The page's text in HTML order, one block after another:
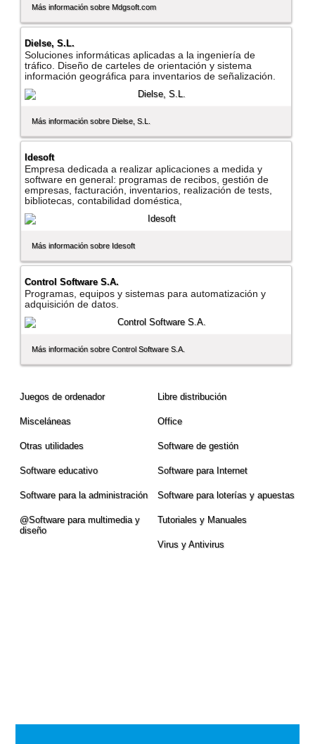
Más información sobre Mdgsoft.com
Dielse, S.L.
Soluciones informáticas aplicadas a la ingenierí­a de
tráfico. Diseño de carteles de orientación y sistema
información geográfica para inventarios de señalización.
Más información sobre Dielse, S.L.
Idesoft
Empresa dedicada a realizar aplicaciones a medida y
software en general: programas de recibos, gestión de
empresas, facturación, inventarios, realización de tests,
bibliotecas, contabilidad doméstica,
Más información sobre Idesoft
Control Software S.A.
Programas, equipos y sistemas para automatización y
adquisición de datos.
Más información sobre Control Software S.A.
Juegos de ordenador Libre distribución
Misceláneas Office
Otras utilidades Software de gestión
Software educativo Software para Internet
Software para la administración Software para loterí­as y apuestas
@Software para multimedia y
diseño
Tutoriales y Manuales
Virus y Antivirus